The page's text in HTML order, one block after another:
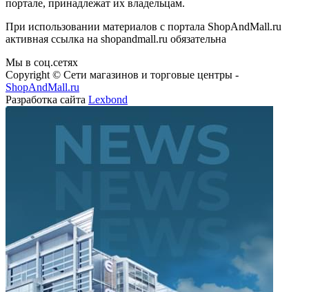
портале, принадлежат их владельцам.
При использовании материалов с портала ShopAndMall.ru
активная ссылка на shopandmall.ru обязательна
Мы в соц.сетях
Copyright © Сети магазинов и торговые центры -
ShopAndMall.ru
Разработка сайтаLexbond